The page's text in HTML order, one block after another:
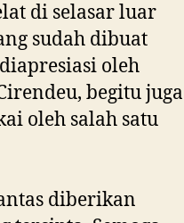
di selasar luar
sudah dibuat
oleh
begitu juga
oleh salah satu
diberikan